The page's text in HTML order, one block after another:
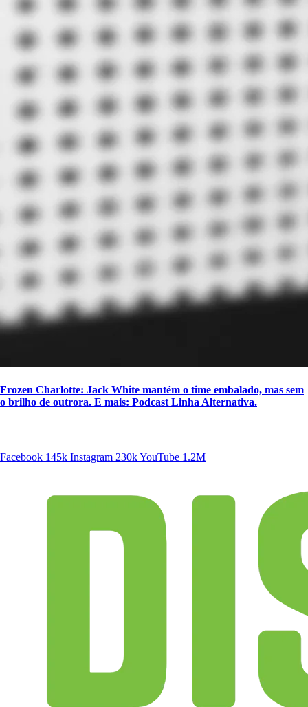
Frozen Charlotte: Jack White mantém o time embalado, mas sem
o brilho de outrora. E mais: Podcast Linha Alternativa.
Facebook 145k Instagram 230kYouTube 1.2M